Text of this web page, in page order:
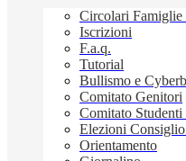
Circolari Famiglie
Iscrizioni
F.a.q.
Tutorial
Bullismo e
Comitato Genitori
Comitato Studenti
Elezioni
Orientamento